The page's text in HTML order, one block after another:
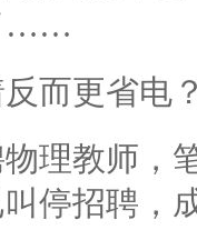
……
而更省电
理教师，
停招聘，